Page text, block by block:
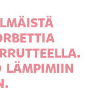
LÄMPIMIIN